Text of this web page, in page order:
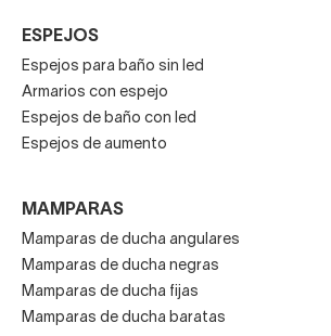
ESPEJOS
Espejos para baño sin led
Armarios con espejo
Espejos de baño con led
Espejos de aumento
MAMPARAS
Mamparas de ducha angulares
Mamparas de ducha negras
Mamparas de ducha fijas
Mamparas de ducha baratas